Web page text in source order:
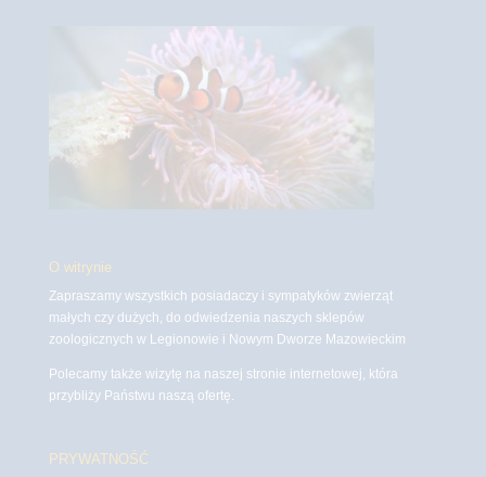
O witrynie
Zapraszamy wszystkich posiadaczy i sympatyków zwierząt
małych czy dużych, do odwiedzenia naszych sklepów
zoologicznych w Legionowie i Nowym Dworze Mazowieckim
Polecamy także wizytę na naszej stronie internetowej, która
przybliży Państwu naszą ofertę.
PRYWATNOŚĆ